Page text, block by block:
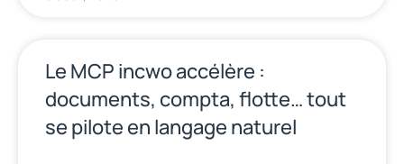
Le MCP incwo accélère :
documents, compta, flotte… tout
se pilote en langage naturel